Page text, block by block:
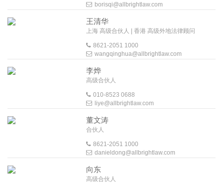
borisqi@allbrightlaw.com
王清华
上海 高级合伙人 | 香港 高级外地法律顾问
8621-2051 1000
wangqinghua@allbrightlaw.com
李烨
高级合伙人
010-8523 0688
liye@allbrightlaw.com
董文涛
合伙人
8621-2051 1000
danieldong@allbrightlaw.com
向东
高级合伙人